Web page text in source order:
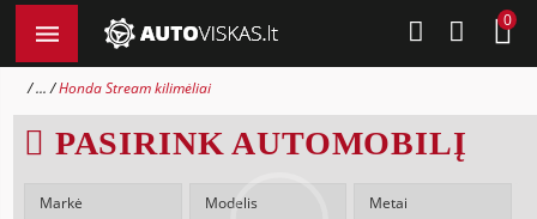
0
... Honda Stream kilimėliai
PASIRINK AUTOMOBILĮ